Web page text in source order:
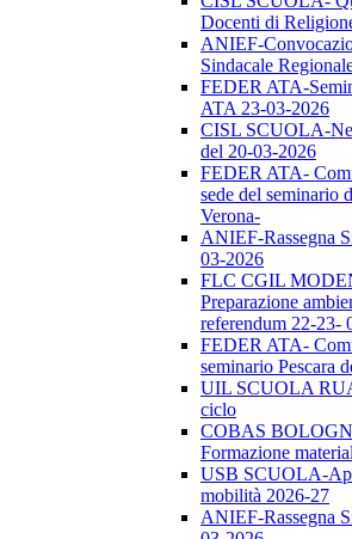
Docenti di
ANIEF-
Sindacale
FEDER ATA-
ATA 23-03-2026
CISL SCUOLA-
del 20-03-2026
FEDER ATA-
sede del seminario
Verona-
ANIEF-Rassegna
03-2026
FLC CGIL
Preparazione
referendum 22-23-
FEDER ATA-
seminario Pescara
UIL SCUOLA
ciclo
COBAS
Formazione
USB SCUOLA-
mobilità 2026-27
ANIEF-Rassegna